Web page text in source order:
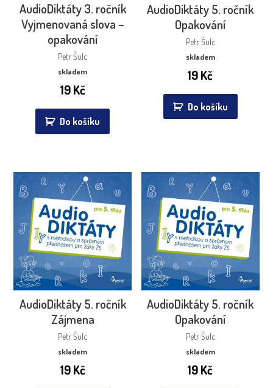
AudioDiktáty 3. ročník
Vyjmenovaná slova –
opakování
Petr Šulc
skladem
19Kč
Do košíku
AudioDiktáty 5. ročník
Opakování
Petr Šulc
skladem
19Kč
Do košíku
AudioDiktáty 5. ročník
Zájmena
Petr Šulc
skladem
19Kč
AudioDiktáty 5. ročník
Opakování
Petr Šulc
skladem
19Kč